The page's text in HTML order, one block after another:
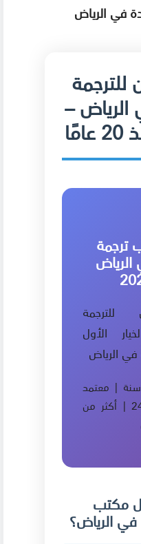
في الرياض
–
الأول
في الرياض
خبرة تزيد عن 20 سنة | معتمد
رسمياً | خدمة 24/7 | أكثر من
مكتب
الرياض؟